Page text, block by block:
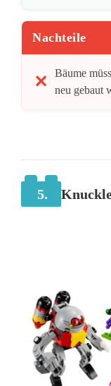
Nachteile
Bäume
neu gebaut
5.